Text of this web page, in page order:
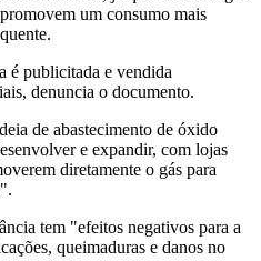
um consumo mais
é publicitada e vendida
denuncia o documento.
de abastecimento de óxido
e expandir, com lojas
diretamente o gás para
tem "efeitos negativos para a
queimaduras e danos no